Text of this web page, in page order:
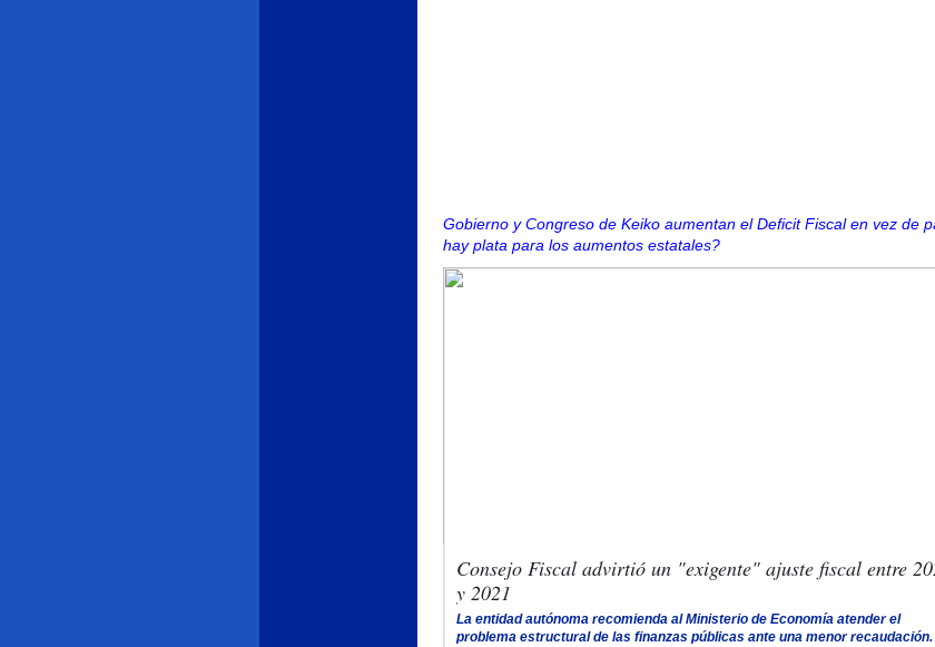
Gobierno y Congreso de Keiko aumentan el Deficit Fiscal en vez de
hay plata para los aumentos estatales?
Consejo Fiscal advirtió un "exigente" ajuste fiscal entre
y 2021
La entidad autónoma recomienda al Ministerio de Economía atender el
problema estructural de las finanzas públicas ante una menor recaudación.